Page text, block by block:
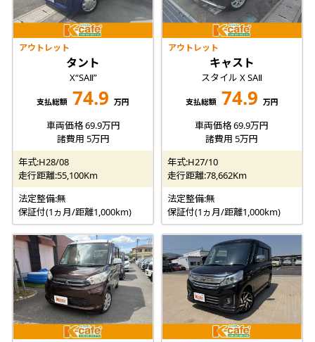
アウトレット
タント
X“SAⅡ”
支払総額 74.9 万円
車両価格 69.9万円
諸費用 5万円
年式:H28/08
走行距離:55,100Km
法定整備:無
保証付(1ヵ月/距離1,000km)
アウトレット
キャスト
スタイル X SAⅡ
支払総額 74.9 万円
車両価格 69.9万円
諸費用 5万円
年式:H27/10
走行距離:78,662Km
法定整備:無
保証付(1ヵ月/距離1,000km)